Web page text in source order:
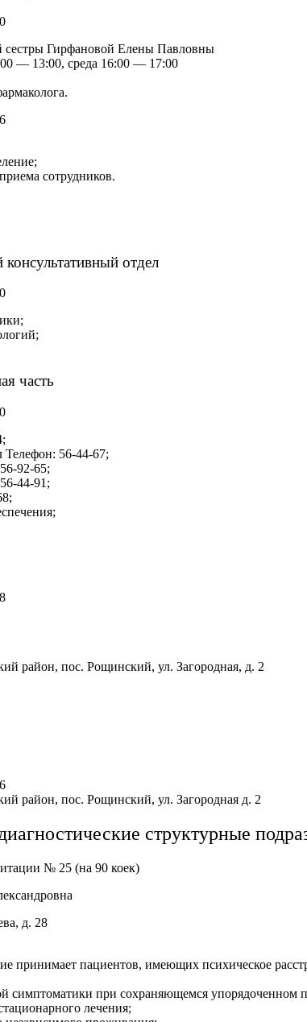
сестры Гирфановой Елены Павловны
— 13:00, среда 16:00 — 17:00
сотрудников.
отдел
часть
Телефон: 56-44-67;
92-65;
44-91;
район, пос. Рощинский, ул. Загородная, д. 2
район, пос. Рощинский, ул. Загородная д. 2
структурные
№ 25 (на 90 коек)
д. 28
принимает пациентов, имеющих психическое
симптоматики при сохраняющемся
лечения;